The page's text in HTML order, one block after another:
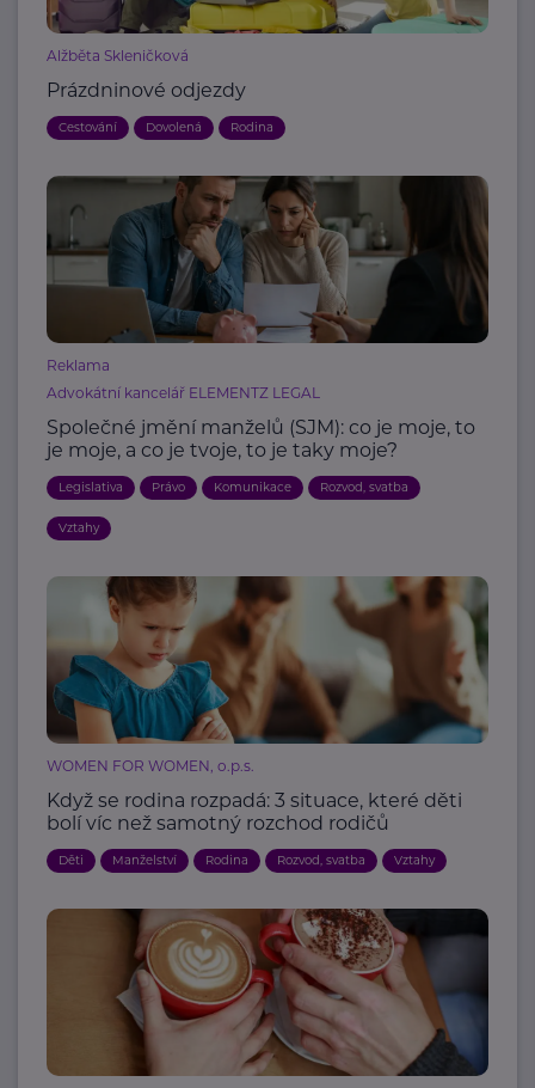
Alžběta Skleničková
Prázdninové odjezdy
Cestování Dovolená Rodina
Reklama
Advokátní kancelář ELEMENTZ LEGAL
Společné jmění manželů (SJM): co je moje, to
je moje, a co je tvoje, to je taky moje?
Legislativa Právo Komunikace Rozvod, svatba
Vztahy
WOMEN FOR WOMEN, o.p.s.
Když se rodina rozpadá: 3 situace, které děti
bolí víc než samotný rozchod rodičů
Děti Manželství Rodina Rozvod, svatba Vztahy